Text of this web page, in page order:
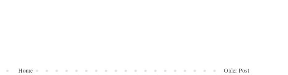
Older Post
Home